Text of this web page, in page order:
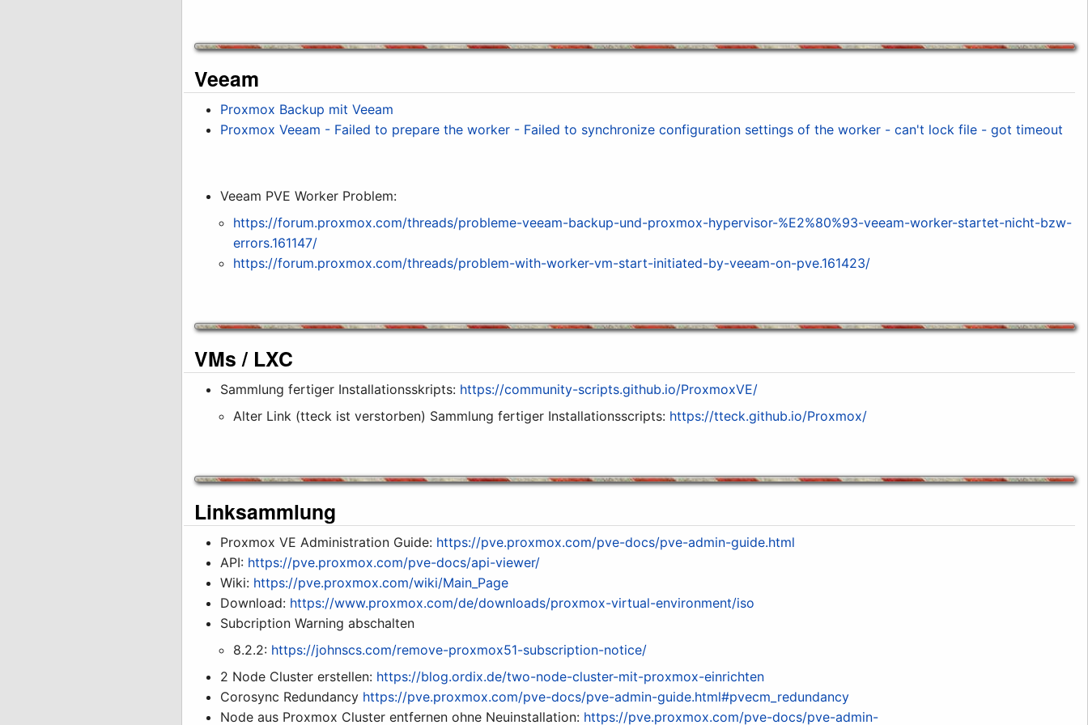
Veeam
Proxmox Backup mit Veeam
Proxmox Veeam - Failed to prepare the worker - Failed to synchronize configuration settings of the worker - can't lock file - got timeout
Veeam PVE Worker Problem:
https://forum.proxmox.com/threads/probleme-veeam-backup-und-proxmox-hypervisor-%E2%80%93-veeam-worker-startet-nicht-bzw-
errors.161147/
https://forum.proxmox.com/threads/problem-with-worker-vm-start-initiated-by-veeam-on-pve.161423/
VMs / LXC
Sammlung fertiger Installationsskripts: https://community-scripts.github.io/ProxmoxVE/
Alter Link (tteck ist verstorben) Sammlung fertiger Installationsscripts: https://tteck.github.io/Proxmox/
Linksammlung
Proxmox VE Administration Guide: https://pve.proxmox.com/pve-docs/pve-admin-guide.html
API: https://pve.proxmox.com/pve-docs/api-viewer/
Wiki: https://pve.proxmox.com/wiki/Main_Page
Download: https://www.proxmox.com/de/downloads/proxmox-virtual-environment/iso
Subcription Warning abschalten
8.2.2: https://johnscs.com/remove-proxmox51-subscription-notice/
2 Node Cluster erstellen: https://blog.ordix.de/two-node-cluster-mit-proxmox-einrichten
Corosync Redundancy https://pve.proxmox.com/pve-docs/pve-admin-guide.html#pvecm_redundancy
Node aus Proxmox Cluster entfernen ohne Neuinstallation: https://pve.proxmox.com/pve-docs/pve-admin-